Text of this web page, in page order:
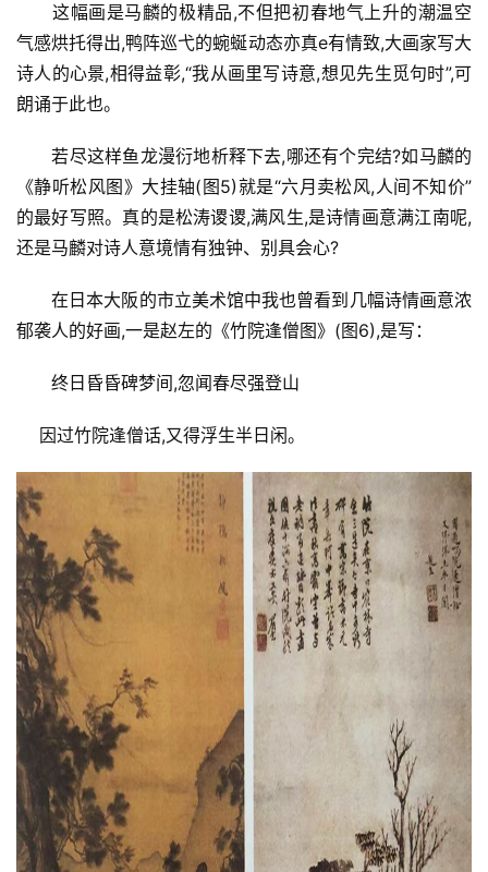
首
艺
书
法
征
稿
学
术
研
究
书
欣
赏
这幅画是马麟的极精品,不但把初春地气上升的潮温空
气感烘托得出,鸭阵巡弋的蜿蜒动态亦真e有情致,大画家写大
诗人的心景,相得益彰,“我从画里写诗意,想见先生觅句时”,可
朗诵于此也。
若尽这样鱼龙漫衍地析释下去,哪还有个完结?如马麟的
《静听松风图》大挂轴(图5)就是“六月卖松风,人间不知价”
的最好写照。真的是松涛谡谡,满风生,是诗情画意满江南呢,
还是马麟对诗人意境情有独钟、别具会心?
在日本大阪的市立美术馆中我也曾看到几幅诗情画意浓
郁袭人的好画,一是赵左的《竹院逢僧图》(图6),是写：
终日昏昏碑梦间,忽闻春尽强登山
因过竹院逢僧话,又得浮生半日闲。